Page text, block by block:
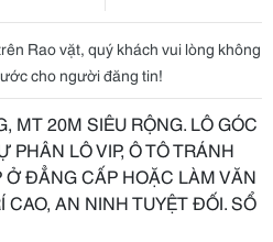
Rao vặt, quý khách vui lòng không
cho người đăng tin!
MT 20M SIÊU RỘNG. LÔ GÓC
PHÂN LÔ VIP, Ô TÔ TRÁNH
ĐẲNG CẤP HOẶC LÀM VĂN
CAO, AN NINH TUYỆT ĐỐI. SỔ